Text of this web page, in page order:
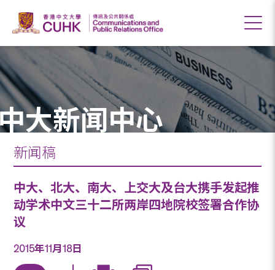
大新闻中心
新闻稿
中大、北大、南大、上交大及台大携手发起推
动学术中文三十二所两岸四地院校签署合作协
议
2015年11月18日